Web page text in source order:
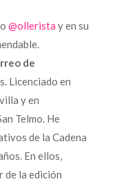
@ollerista y en su
de
Licenciado en
y en
Telmo. He
de la Cadena
En ellos,
de la edición